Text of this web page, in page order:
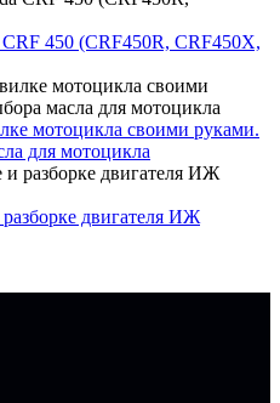
450 (CRF450R, CRF450X,
мотоцикла своими руками.
для мотоцикла
двигателя ИЖ